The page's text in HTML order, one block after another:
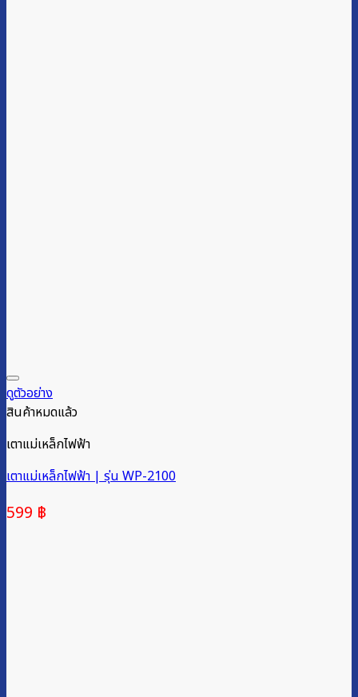
ดูตัวอย่าง
สินค้าหมดแล้ว
เตาแม่เหล็กไฟฟ้า
เตาแม่เหล็กไฟฟ้า | รุ่น WP-2100
599 ฿